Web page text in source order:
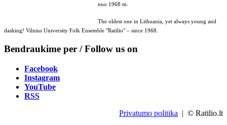
nuo 1968 m.
The oldest one in Lithuania, yet always young and
dashing! Vilnius University Folk Ensemble "Ratilio" – since 1968.
Bendraukime per / Follow us on
Facebook
Instagram
YouTube
RSS
Privatumo politika | © Ratilio.lt